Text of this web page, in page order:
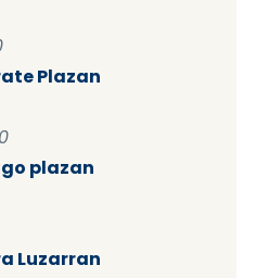
Plazan
plazan
Luzarran